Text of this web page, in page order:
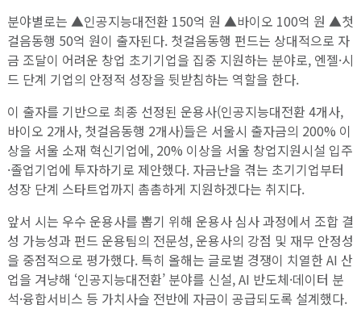
분야별로는 ▲인공지능대전환 150억 원 ▲바이오 100억 원 ▲첫
걸음동행 50억 원이 출자된다. 첫걸음동행 펀드는 상대적으로 자
금 조달이 어려운 창업 초기기업을 집중 지원하는 분야로, 엔젤·시
드 단계 기업의 안정적 성장을 뒷받침하는 역할을 한다.
이 출자를 기반으로 최종 선정된 운용사(인공지능대전환 4개사,
바이오 2개사, 첫걸음동행 2개사)들은 서울시 출자금의 200% 이
상을 서울 소재 혁신기업에, 20% 이상을 서울 창업지원시설 입주
·졸업기업에 투자하기로 제안했다. 자금난을 겪는 초기기업부터
성장 단계 스타트업까지 촘촘하게 지원하겠다는 취지다.
앞서 시는 우수 운용사를 뽑기 위해 운용사 심사 과정에서 조합 결
성 가능성과 펀드 운용팀의 전문성, 운용사의 강점 및 재무 안정성
을 중점적으로 평가했다. 특히 올해는 글로벌 경쟁이 치열한 AI 산
업을 겨냥해 ‘인공지능대전환’ 분야를 신설, AI 반도체·데이터 분
석·융합서비스 등 가치사슬 전반에 자금이 공급되도록 설계했다.